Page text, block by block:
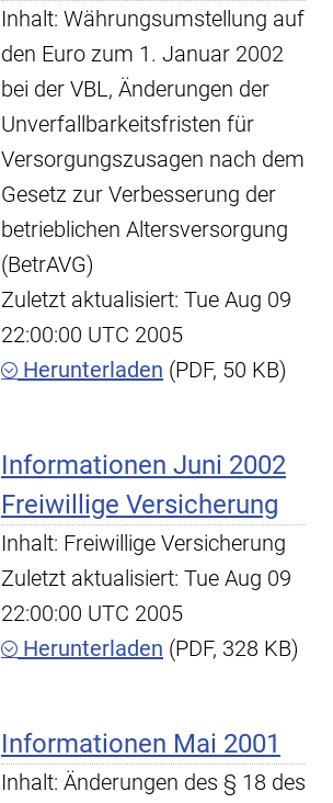
Inhalt: Währungsumstellung auf
den Euro zum 1. Januar 2002
bei der VBL, Änderungen der
Unverfallbarkeitsfristen für
Versorgungszusagen nach dem
Gesetz zur Verbesserung der
betrieblichen Altersversorgung
(BetrAVG)
Zuletzt aktualisiert: Tue Aug 09
22:00:00 UTC 2005
Herunterladen (PDF, 50 KB)
Informationen Juni 2002
Freiwillige Versicherung
Inhalt: Freiwillige Versicherung
Zuletzt aktualisiert: Tue Aug 09
22:00:00 UTC 2005
Herunterladen (PDF, 328 KB)
Informationen Mai 2001
Inhalt: Änderungen des § 18 des